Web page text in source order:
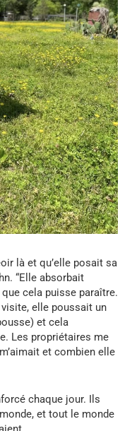
là et qu’elle posait sa
“Elle absorbait
cela puisse paraître.
elle poussait un
et cela
Les propriétaires me
et combien elle
chaque jour. Ils
et tout le monde